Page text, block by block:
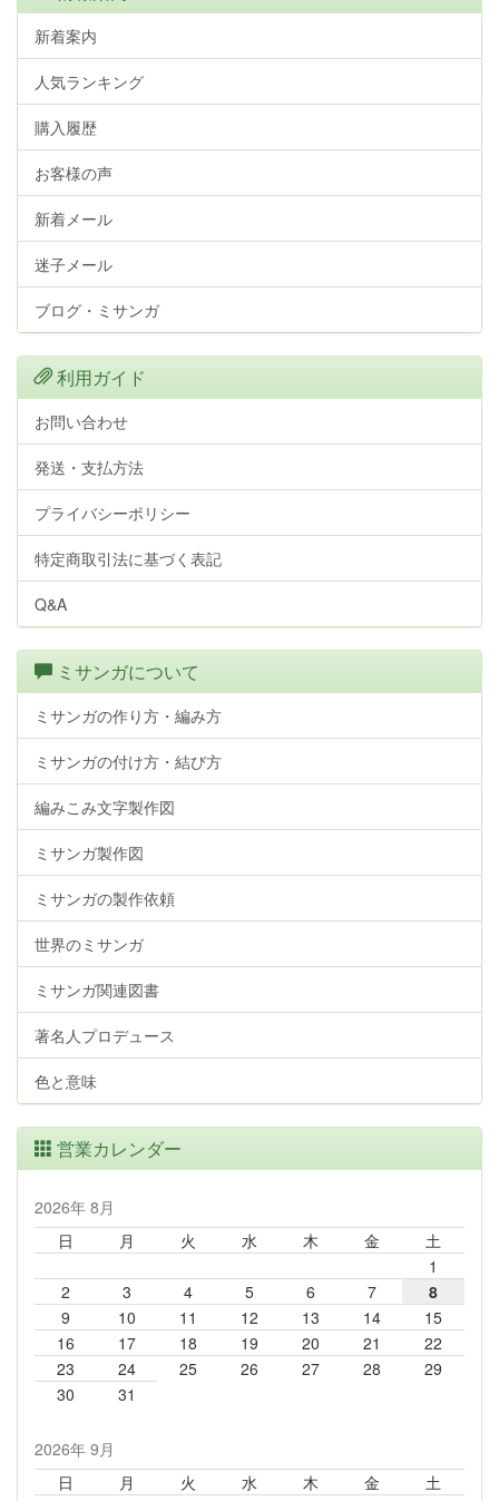
新着案内
人気ランキング
購入履歴
お客様の声
新着メール
迷子メール
ブログ・ミサンガ
利用ガイド
お問い合わせ
発送・支払方法
プライバシーポリシー
特定商取引法に基づく表記
Q&A
ミサンガについて
ミサンガの作り方・編み方
ミサンガの付け方・結び方
編みこみ文字製作図
ミサンガ製作図
ミサンガの製作依頼
世界のミサンガ
ミサンガ関連図書
著名人プロデュース
色と意味
営業カレンダー
2026年 8月
日
月 火 水 木 金
土
1
2
3 4 5 6 7
8
9
10 11 12 13 14
15
16
17 18 19 20 21
22
23
24 25 26 27 28
29
30
31
2026年 9月
日
月 火 水 木 金
土